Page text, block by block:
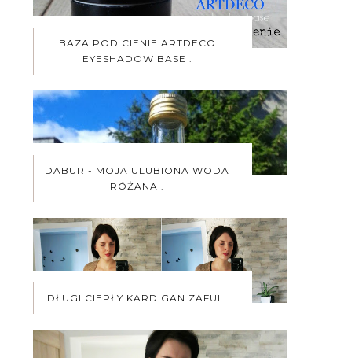
BAZA POD CIENIE ARTDECO
EYESHADOW BASE .
DABUR - MOJA ULUBIONA WODA
RÓŻANA .
DŁUGI CIEPŁY KARDIGAN ZAFUL.